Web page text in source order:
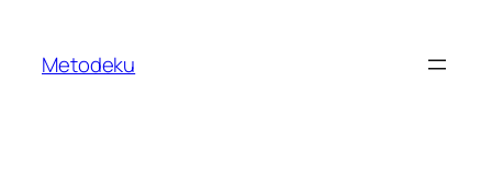
content
Metodeku